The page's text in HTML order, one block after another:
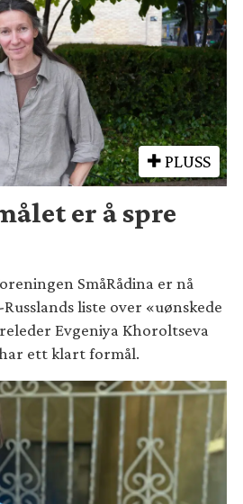
PLUSS
er å spre
SmåRådina er nå
liste over «uønskede
Evgeniya Khoroltseva
ett klart formål.